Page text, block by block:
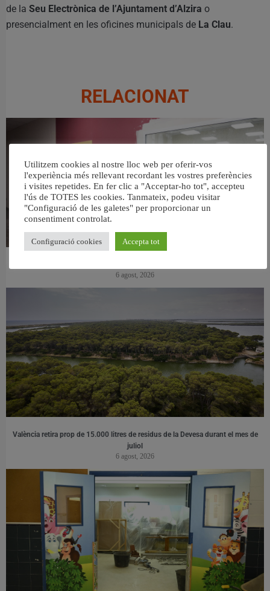
de la Seu Electrònica de l’Ajuntament d’Alzira o
presencialment en les oficines municipals de La Clau.
RELACIONAT
6 agost, 2026
València retira prop de 15.000 litres de residus de la Devesa durant el mes de
juliol
6 agost, 2026
Utilitzem cookies al nostre lloc web per oferir-vos
l'experiència més rellevant recordant les vostres preferències
i visites repetides. En fer clic a "Acceptar-ho tot", accepteu
l'ús de TOTES les cookies. Tanmateix, podeu visitar
"Configuració de les galetes" per proporcionar un
consentiment controlat.
Configuració cookies Accepta tot